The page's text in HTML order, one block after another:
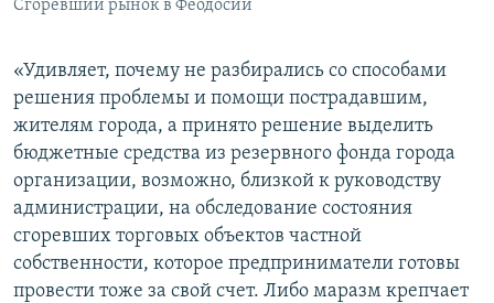
Сгоревший рынок в Феодосии
«Удивляет, почему не разбирались со способами
решения проблемы и помощи пострадавшим,
жителям города, а принято решение выделить
бюджетные средства из резервного фонда города
организации, возможно, близкой к руководству
администрации, на обследование состояния
сгоревших торговых объектов частной
собственности, которое предприниматели готовы
провести тоже за свой счет. Либо маразм крепчает